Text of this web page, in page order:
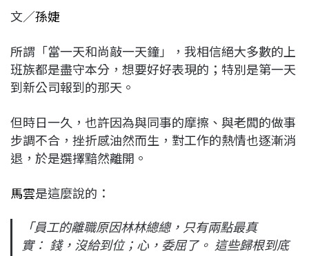
文／孫婕
所謂「當一天和尚敲一天鐘」，我相信絕大多數的上
班族都是盡守本分，想要好好表現的；特別是第一天
到新公司報到的那天。
但時日一久，也許因為與同事的摩擦、與老闆的做事
步調不合，挫折感油然而生，對工作的熱情也逐漸消
退，於是選擇黯然離開。
馬雲是這麼說的：
「員工的離職原因林林總總，只有兩點最真
實： 錢，沒給到位；心，委屈了。 這些歸根到底